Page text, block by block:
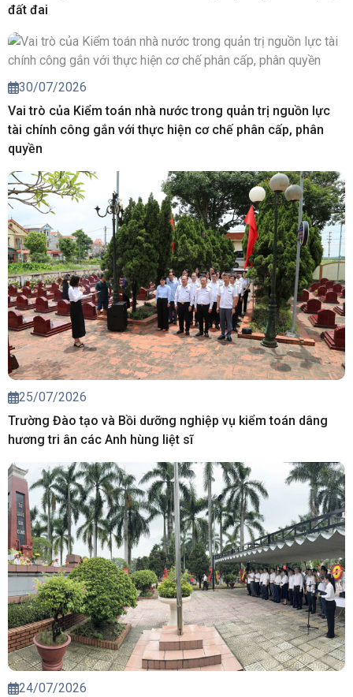
đất đai
30/07/2026
Vai trò của Kiểm toán nhà nước trong quản trị nguồn lực
tài chính công gắn với thực hiện cơ chế phân cấp, phân
quyền
25/07/2026
Trường Đào tạo và Bồi dưỡng nghiệp vụ kiểm toán dâng
hương tri ân các Anh hùng liệt sĩ
24/07/2026